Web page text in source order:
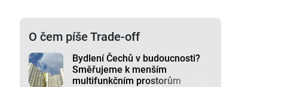
O čem píše Trade-off
Bydlení Čechů v budoucnosti?
Směřujeme k menším
multifunkčním prostorům